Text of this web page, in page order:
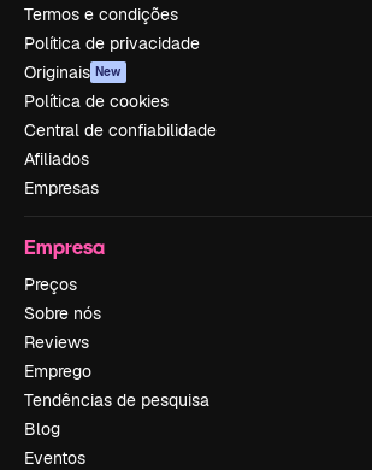
Termos e condições
Política de privacidade
Originais New
Política de cookies
Central de confiabilidade
Afiliados
Empresas
Empresa
Preços
Sobre nós
Reviews
Emprego
Tendências de pesquisa
Blog
Eventos